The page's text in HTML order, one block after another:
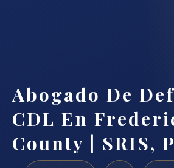
Abogado De
CDL En
County | SRIS,